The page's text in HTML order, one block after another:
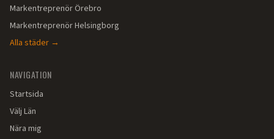
MarkentreprenörÖrebro
MarkentreprenörHelsingborg
Alla städer →
NAVIGATION
Startsida
Välj Län
Nära mig